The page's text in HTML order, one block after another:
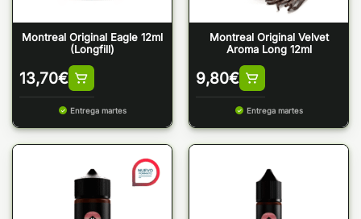
Montreal Original Eagle 12ml
(Longfill)
13,70€
Entrega martes
Montreal Original Velvet
Aroma Long 12ml
9,80€
Entrega martes